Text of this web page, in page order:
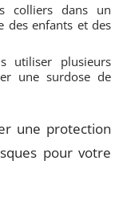
colliers dans un
des enfants et des
utiliser plusieurs
une surdose de
une protection
pour votre